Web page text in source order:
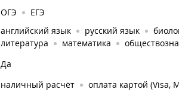
ОГЭ ЕГЭ
английский язык русский язык
литература
математика
Да
наличный расчёт оплата картой (Visa,